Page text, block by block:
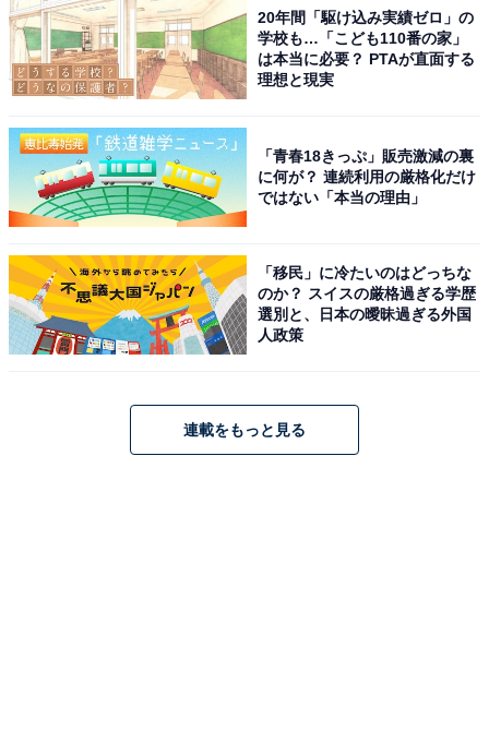
20年間「駆け込み実績ゼロ」の
学校も…「こども110番の家」
は本当に必要？ PTAが直面する
理想と現実
「青春18きっぷ」販売激減の裏
に何が？ 連続利用の厳格化だけ
ではない「本当の理由」
「移民」に冷たいのはどっちな
のか？ スイスの厳格過ぎる学歴
選別と、日本の曖昧過ぎる外国
人政策
連載をもっと見る